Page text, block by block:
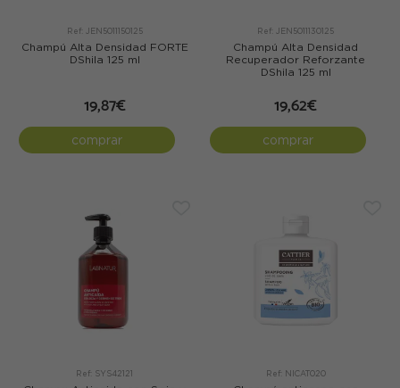
Ref: JEN5011150125
Champú Alta Densidad FORTE
DShila 125 ml
19,87€
comprar
Ref: JEN5011130125
Champú Alta Densidad
Recuperador Reforzante
DShila 125 ml
19,62€
comprar
Ref: SYS42121 Ref: NICAT020